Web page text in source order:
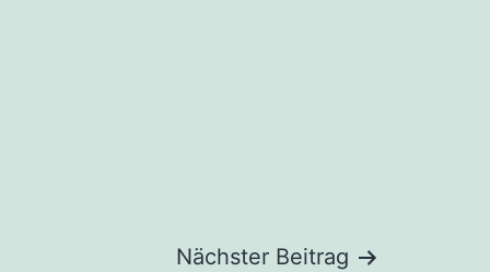
Nächster Beitrag